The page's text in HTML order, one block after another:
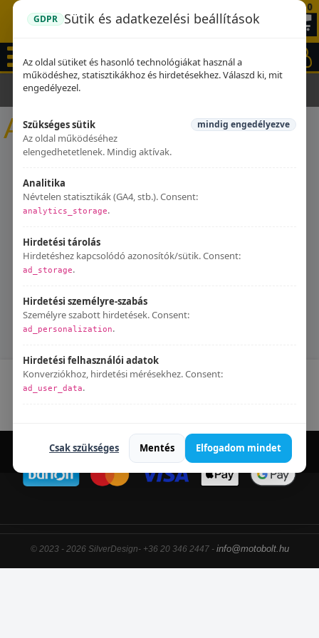
GDPR Sütik és adatkezelési beállítások
Az oldal sütiket és hasonló technológiákat használ a
működéshez, statisztikákhoz és hirdetésekhez. Válaszd ki, mit
engedélyezel.
Szükséges sütik
Az oldal működéséhez
elengedhetetlenek. Mindig aktívak.
mindig engedélyezve
Analitika
Névtelen statisztikák (GA4, stb.). Consent:
analytics_storage.
Hirdetési tárolás
Hirdetéshez kapcsolódó azonosítók/sütik. Consent:
ad_storage.
Hirdetési személyre-szabás
Személyre szabott hirdetések. Consent:
ad_personalization.
Hirdetési felhasználói adatok
Konverziókhoz, hirdetési mérésekhez. Consent:
ad_user_data.
Csak szükséges Mentés Elfogadom mindet
0
Kezdőlap Kipufogók
Adly
Kapcsolat Blog Elállás a szerződéstől
© 2023 - 2026 SilverDesign- +36 20 346 2447 - info@motobolt.hu